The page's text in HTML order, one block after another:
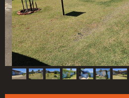
Contato